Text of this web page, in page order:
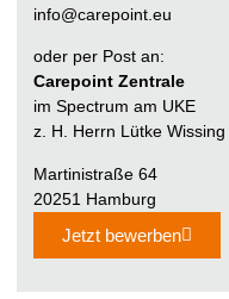
info@carepoint.eu
oder per Post an:
Carepoint Zentrale
im Spectrum am UKE
z. H. Herrn Lütke Wissing
Martinistraße 64
20251 Hamburg
Jetzt bewerben